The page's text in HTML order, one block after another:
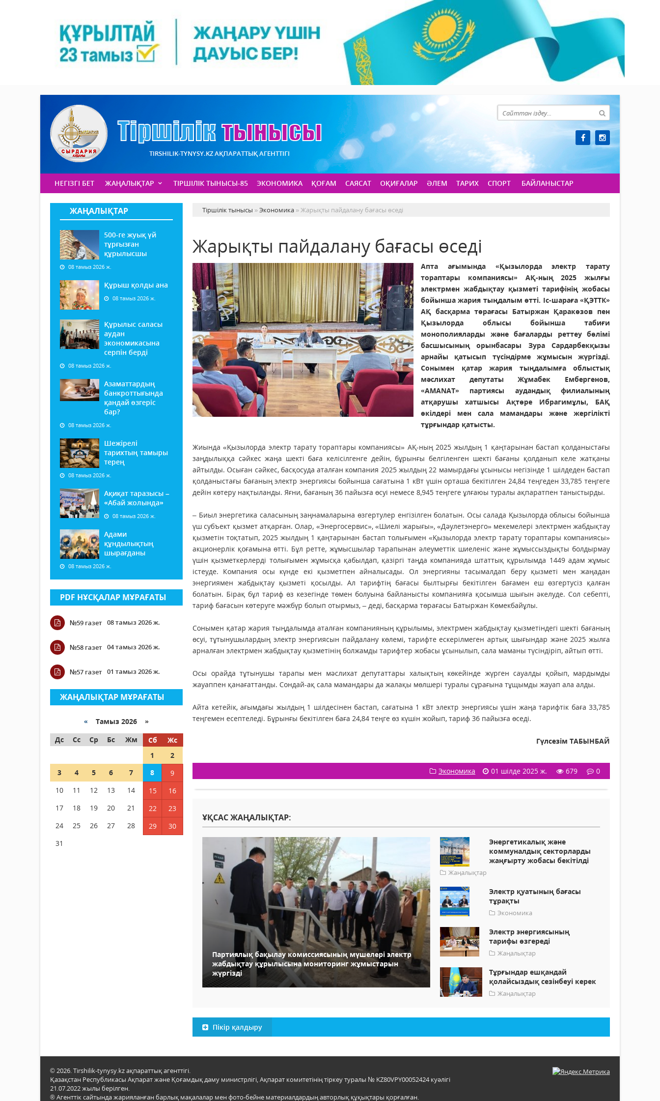
TIRSHILIK-TYNYSY.KZ АҚПАРАТТЫҚ АГЕНТТІГІ
НЕГІЗГІ БЕТ ЖАҢАЛЫҚТАР ТІРШІЛІК ТЫНЫСЫ-85 ЭКОНОМИКА ҚОҒАМ САЯСАТ ОҚИҒАЛАР ӘЛЕМ ТАРИХ СПОРТ БАЙЛАНЫСТАР
ЖАҢАЛЫҚТАР
500-ге жуық үй
тұрғызған
құрылысшы
08 тамыз 2026 ж.
Құрыш қолды ана
08 тамыз 2026 ж.
Құрылыс саласы
аудан
экономикасына
серпін берді
08 тамыз 2026 ж.
Азаматтардың
банкроттығында
қандай өзгеріс
бар?
08 тамыз 2026 ж.
Шежірелі
тарихтың тамыры
терең
08 тамыз 2026 ж.
Ақиқат таразысы –
«Абай жолында»
08 тамыз 2026 ж.
Адами
құндылықтың
шырағданы
08 тамыз 2026 ж.
PDF НҰСҚАЛАР МҰРАҒАТЫ
№59 газет 08 тамыз 2026 ж.
№58 газет 04 тамыз 2026 ж.
№57 газет 01 тамыз 2026 ж.
ЖАҢАЛЫҚТАР МҰРАҒАТЫ
« Тамыз 2026 »
Дс
Сс Ср Бс Жм Сб
Жс
1
2
3
4 5 6 7 8
9
10
11 12 13 14 15
16
17
18 19 20 21 22
23
24
25 26 27 28 29
30
31
Тіршілік тынысы »Экономика » Жарықты пайдалану бағасы өседі
Жарықты пайдалану бағасы өседі
Апта ағымында «Қызылорда электр тарату
тораптары компаниясы» АҚ-ның 2025 жылғы
электрмен жабдықтау қызметі тарифінің жобасы
бойынша жария тыңдалым өтті. Іс-шараға «ҚЭТТК»
АҚ басқарма төрағасы Батыржан Қаракөзов пен
Қызылорда облысы бойынша табиғи
монополияларды және бағаларды реттеу бөлімі
басшысының орынбасары Зура Сардарбекқызы
арнайы қатысып түсіндірме жұмысын жүргізді.
Сонымен қатар жария тыңдалымға облыстық
мәслихат депутаты Жұмабек Ембергенов,
«AMANAT» партиясы аудандық филиалының
атқарушы хатшысы Ақтөре Ибрагимұлы, БАҚ
өкілдері мен сала мамандары және жергілікті
тұрғындар қатысты.
Жиында «Қызылорда электр тарату тораптары компаниясы» АҚ-ның 2025 жылдың 1 қаңтарынан бастап қолданыстағы
заңдылыққа сәйкес жаңа шекті баға келісілгенге дейін, бұрын­ғы белгіленген шекті бағаны қолданып келе жатқаны
айтылды. Осыған сәйкес, басқосуда аталған компания 2025 жылдың 22 мамырдағы ұсынысы негізінде 1 шілдеден бас­тап
қолданыстағы бағаның электр энергия­сы бойынша сағатына 1 кВт үшін орташа бекітілген 24,84 теңгеден 33,785 теңгеге
дейін көтеру нақтыланды. Яғни, бағаның 36 пайызға өсуі немесе 8,945 теңгеге ұлғаюы туралы ақпаратпен таныстырды.
– Биыл энергетика саласының заңнамаларына өзгертулер енгізілген болатын. Осы салада Қызылорда облысы бойынша
үш субъект қызмет атқарған. Олар, «Энергосервис», «Шиелі жарығы», «Дәулетэнерго» мекемелері электрмен жабдықтау
қызметін тоқтатып, 2025 жылдың 1 қаңтарынан бастап толығымен «Қызылорда электр тарату тораптары компаниясы»
акционерлік қоғамына өтті. Бұл ретте, жұмысшылар тарапынан әлеуметтік шиеленіс және жұмыссыздықты болдырмау
үшін қызметкерлерді толығымен жұмысқа қабылдап, қазіргі таңда компанияда штаттық құрылымда 1449 адам жұмыс
істеуде. Компания осы күнде екі қызметпен айналысады. Ол энергияны тасымалдап беру қызметі мен жаңадан
энергиямен жабдықтау қызметі қосылды. Ал тарифтің бағасы былтырғы бекітілген бағамен еш өзгертусіз қалған
болатын. Бірақ бұл тариф өз кезегінде төмен болуына байланысты компанияға қосымша шығын әкелуде. Сол себепті,
тариф бағасын көтеруге мәжбүр болып отырмыз, – деді, басқарма төрағасы Батыржан Көмекбайұлы.
Сонымен қатар жария тыңдалымда аталған компанияның құрылымы, электр­­мен жабдықтау қызметіндегі шекті бағаның
өсуі, тұтынушылардың электр энергиясын пайдалану көлемі, тарифте ескерілмеген артық шығындар және 2025 жылға
арналған электрмен жабдықтау қызметінің болжамды тарифтер жобасы ұсынылып, сала маманы түсіндіріп, айтып өтті.
Осы орайда тұтынушы тарапы мен мәслихат депутаттары халықтың көкейін­де жүрген сауалды қойып, мардымды
жауаппен қанағаттанды. Сондай-ақ сала мамандары да жалақы мөлшері туралы сұрағына тұщымды жауап ала алды.
Айта кетейік, ағымдағы жылдың 1 шілдесінен бастап, сағатына 1 кВт электр энергиясы үшін жаңа тарифтік баға 33,785
теңгемен есептеледі. Бұ­рынғы бекітілген баға 24,84 теңге өз күшін жойып, тариф 36 пайызға өседі.
Гүлсезім ТАБЫНБАЙ
Экономика 01 шілде 2025 ж. 679 0
ҰҚСАС ЖАҢАЛЫҚТАР:
Партиялық бақылау комиссиясының мүшелері электр
жабдықтау құрылысына мониторинг жұмыстарын
жүргізді
Энергетикалық және
коммуналдық секторларды
жаңғырту жобасы бекітілді
Жаңалықтар
Электр қуатының бағасы
тұрақты
Экономика
Электр энергиясының
тарифы өзгереді
Жаңалықтар
Тұрғындар ешқандай
қолайсыздық сезінбеуі керек
Жаңалықтар
Пікір қалдыру
© 2026. Tirshilik-tynysy.kz ақпараттық агенттігі.
Қазақстан Республикасы Ақпарат және Қоғамдық даму министрлігі, Ақпарат комитетінің тіркеу туралы № KZ80VPY00052424 куәлігі
21.07.2022 жылы берілген.
® Агенттік сайтында жарияланған барлық мақалалар мен фото-бейне материалдардың авторлық құқықтары қорғалған.